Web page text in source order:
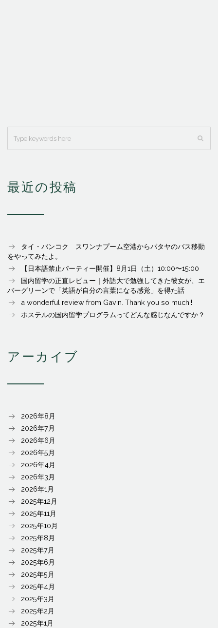
最近の投稿
タイ・バンコク スワンナプーム空港からパタヤのバス移動
をやってみたよ。
【日本語禁止パーティー開催】8月1日（土）10:00〜15:00
国内留学の正直レビュー｜外語大で勉強してきた彼女が、エ
バーグリーンで「英語が自分の言葉になる感覚」を得た話
a wonderful review from Gavin. Thank you so much!!
ホステルの国内留学プログラムってどんな感じなんですか？
アーカイブ
2026年8月
2026年7月
2026年6月
2026年5月
2026年4月
2026年3月
2026年1月
2025年12月
2025年11月
2025年10月
2025年8月
2025年7月
2025年6月
2025年5月
2025年4月
2025年3月
2025年2月
2025年1月